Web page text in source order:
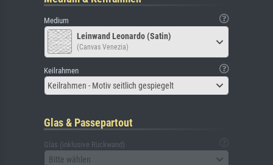
Medium
Leinwand Leonardo (Satin)
(Canvas Venezia)
Keilrahmen
Keilrahmen - Motiv seitlich gespiegelt
Glas & Passepartout
Glas (inklusive Rückwand)
Bitte wählen